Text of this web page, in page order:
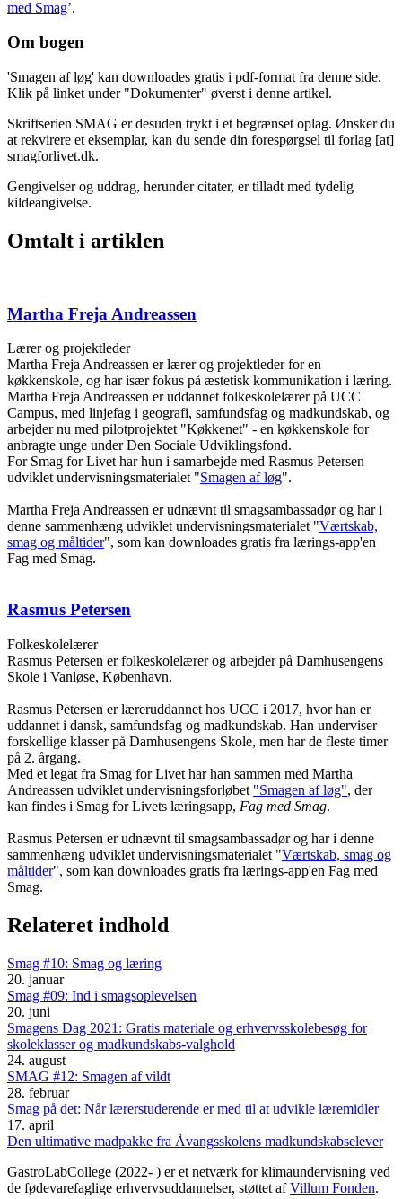
med Smag’.
Om bogen
'Smagen af løg' kan downloades gratis i pdf-format fra denne side.
Klik på linket under "Dokumenter" øverst i denne artikel.
Skriftserien SMAG er desuden trykt i et begrænset oplag. Ønsker du
at rekvirere et eksemplar, kan du sende din forespørgsel til forlag [at]
smagforlivet.dk.
Gengivelser og uddrag, herunder citater, er tilladt med tydelig
kildeangivelse.
Omtalt i artiklen
Martha Freja Andreassen
Lærer og projektleder
Martha Freja Andreassen er lærer og projektleder for en
køkkenskole, og har især fokus på æstetisk kommunikation i læring.
Martha Freja Andreassen er uddannet folkeskolelærer på UCC
Campus, med linjefag i geografi, samfundsfag og madkundskab, og
arbejder nu med pilotprojektet "Køkkenet" - en køkkenskole for
anbragte unge under Den Sociale Udviklingsfond.
For Smag for Livet har hun i samarbejde med Rasmus Petersen
udviklet undervisningsmaterialet "Smagen af løg".
Martha Freja Andreassen er udnævnt til smagsambassadør og har i
denne sammenhæng udviklet undervisningsmaterialet "Værtskab,
smag og måltider", som kan downloades gratis fra lærings-app'en
Fag med Smag.
Rasmus Petersen
Folkeskolelærer
Rasmus Petersen er folkeskolelærer og arbejder på Damhusengens
Skole i Vanløse, København.
Rasmus Petersen er læreruddannet hos UCC i 2017, hvor han er
uddannet i dansk, samfundsfag og madkundskab. Han underviser
forskellige klasser på Damhusengens Skole, men har de fleste timer
på 2. årgang.
Med et legat fra Smag for Livet har han sammen med Martha
Andreassen udviklet undervisningsforløbet "Smagen af løg", der
kan findes i Smag for Livets læringsapp, Fag med Smag.
Rasmus Petersen er udnævnt til smagsambassadør og har i denne
sammenhæng udviklet undervisningsmaterialet "Værtskab, smag og
måltider", som kan downloades gratis fra lærings-app'en Fag med
Smag.
Relateret indhold
Smag #10: Smag og læring
20. januar
Smag #09: Ind i smagsoplevelsen
20. juni
Smagens Dag 2021: Gratis materiale og erhvervsskolebesøg for
skoleklasser og madkundskabs-valghold
24. august
SMAG #12: Smagen af vildt
28. februar
Smag på det: Når lærerstuderende er med til at udvikle læremidler
17. april
Den ultimative madpakke fra Åvangsskolens madkundskabselever
GastroLabCollege (2022- ) er et netværk for klimaundervisning ved
de fødevarefaglige erhvervsuddannelser, støttet afVillum Fonden.